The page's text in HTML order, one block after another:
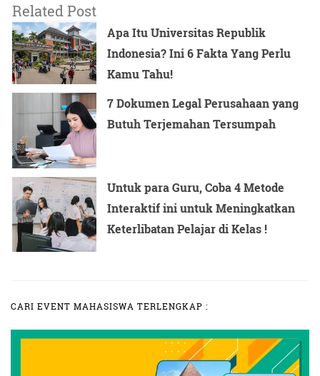
Related Post
Apa Itu Universitas Republik
Indonesia? Ini 6 Fakta Yang Perlu
Kamu Tahu!
7 Dokumen Legal Perusahaan yang
Butuh Terjemahan Tersumpah
Untuk para Guru, Coba 4 Metode
Interaktif ini untuk Meningkatkan
Keterlibatan Pelajar di Kelas !
CARI EVENT MAHASISWA TERLENGKAP :